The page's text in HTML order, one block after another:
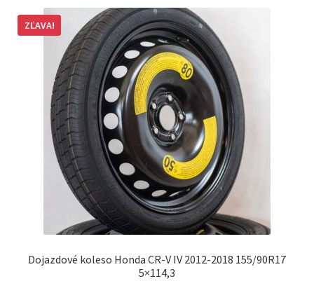
Dojazdové koleso Honda CR-V IV 2012-2018 155/90R17
5×114,3
ZĽAVA!